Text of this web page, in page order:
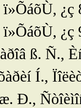
¿ç
¿ç
ß. Ñ.,
Í.,
Ð.,